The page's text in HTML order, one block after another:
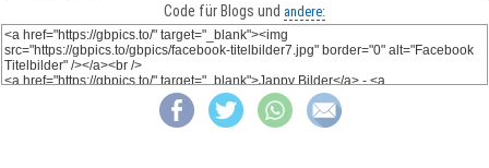
Code für Blogs und andere: